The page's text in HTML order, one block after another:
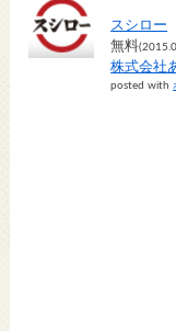
スシロー
無料
株式会社
posted with